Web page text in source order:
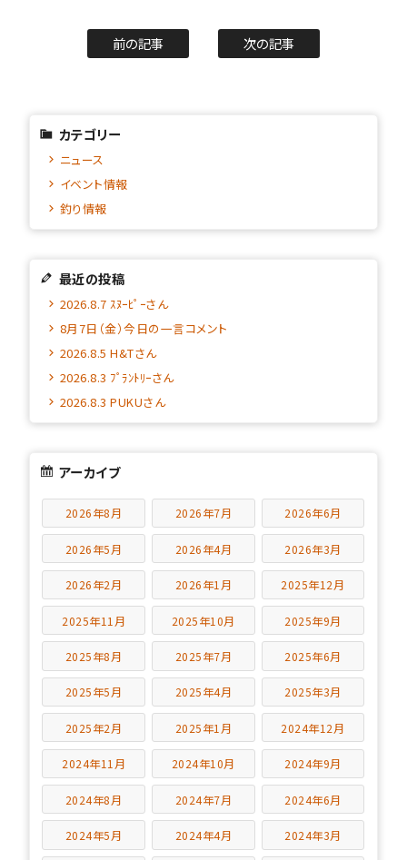
前の記事 次の記事
カテゴリー
ニュース
イベント情報
釣り情報
最近の投稿
2026.8.7 ｽﾇｰﾋﾟｰさん
8月7日（金）今日の一言コメント
2026.8.5 H&Tさん
2026.8.3 ﾌﾟﾗﾝﾄﾘｰさん
2026.8.3 PUKUさん
アーカイブ
2026年8月 2026年7月 2026年6月
2026年5月 2026年4月 2026年3月
2026年2月 2026年1月 2025年12月
2025年11月 2025年10月 2025年9月
2025年8月 2025年7月 2025年6月
2025年5月 2025年4月 2025年3月
2025年2月 2025年1月 2024年12月
2024年11月 2024年10月 2024年9月
2024年8月 2024年7月 2024年6月
2024年5月 2024年4月 2024年3月